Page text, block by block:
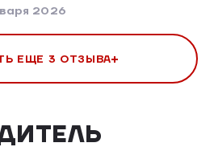
2026
ЕЩЕ 3 ОТЗЫВА